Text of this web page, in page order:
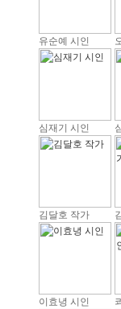
유순예 시인
심재기 시인
김달호 작가
이효녕 시인